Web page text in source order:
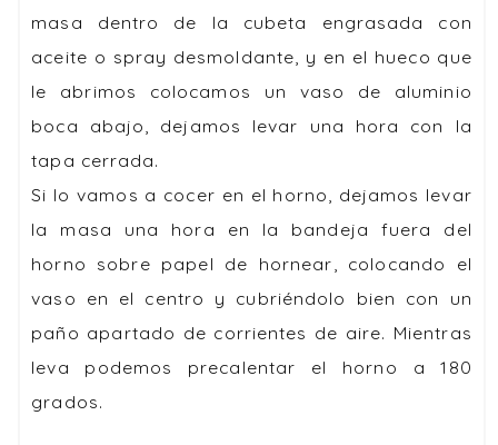
masa dentro de la cubeta engrasada con
aceite o spray desmoldante, y en el hueco que
le abrimos colocamos un vaso de aluminio
boca abajo, dejamos levar una hora con la
tapa cerrada.
Si lo vamos a cocer en el horno, dejamos levar
la masa una hora en la bandeja fuera del
horno sobre papel de hornear, colocando el
vaso en el centro y cubriéndolo bien con un
paño apartado de corrientes de aire. Mientras
leva podemos precalentar el horno a 180
grados.